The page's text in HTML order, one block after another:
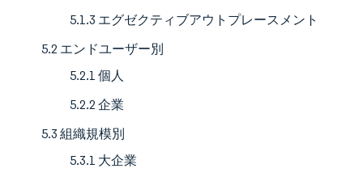
5.1.3 エグゼクティブアウトプレースメント
5.2 エンドユーザー別
5.2.1 個人
5.2.2 企業
5.3 組織規模別
5.3.1 大企業